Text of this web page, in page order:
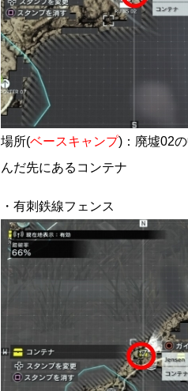
場所(ベースキャンプ)：廃墟02
んだ先にあるコンテナ
・有刺鉄線フェンス